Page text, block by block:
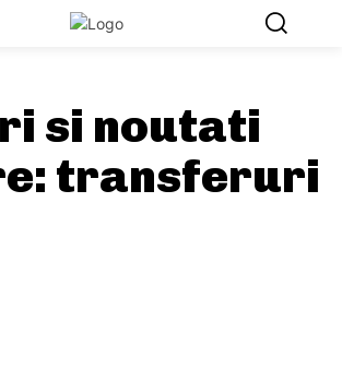
si noutati
transferuri